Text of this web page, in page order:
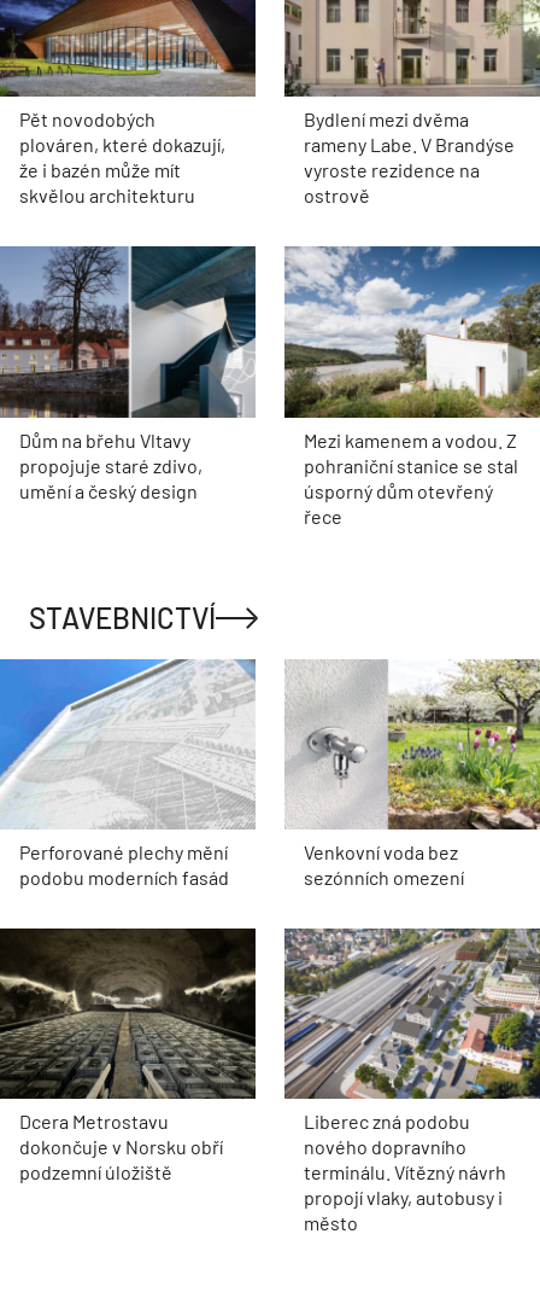
Pět novodobých
plováren, které dokazují,
že i bazén může mít
skvělou architekturu
Bydlení mezi dvěma
rameny Labe. V Brandýse
vyroste rezidence na
ostrově
Dům na břehu Vltavy
propojuje staré zdivo,
umění a český design
Mezi kamenem a vodou. Z
pohraniční stanice se stal
úsporný dům otevřený
řece
STAVEBNICTVÍ
Perforované plechy mění
podobu moderních fasád
Venkovní voda bez
sezónních omezení
Dcera Metrostavu
dokončuje v Norsku obří
podzemní úložiště
Liberec zná podobu
nového dopravního
terminálu. Vítězný návrh
propojí vlaky, autobusy i
město